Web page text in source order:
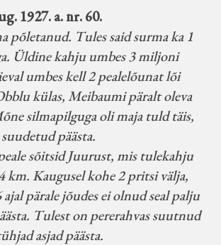
1927. a. nr. 60.
põletanud. Tules said surma ka 1
Üldine kahju umbes 3 miljoni
umbes kell 2 pealelõunat lõi
külas, Meibaumi päralt oleva
silmapilguga oli maja tuld täis,
päästa.
sõitsid Juurust, mis tulekahju
km. Kaugusel kohe 2 pritsi välja,
pärale jõudes ei olnud seal palju
Tulest on pererahvas suutnud
asjad päästa.